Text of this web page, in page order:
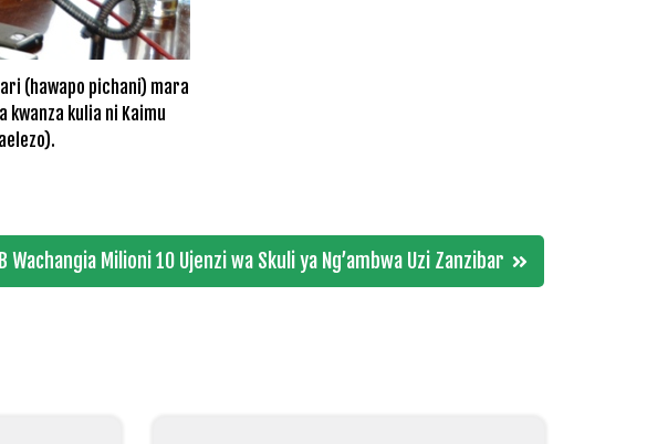
(hawapo pichani) mara
kwanza kulia ni Kaimu
Wachangia Milioni 10 Ujenzi wa Skuli ya Ng’ambwa Uzi Zanzibar